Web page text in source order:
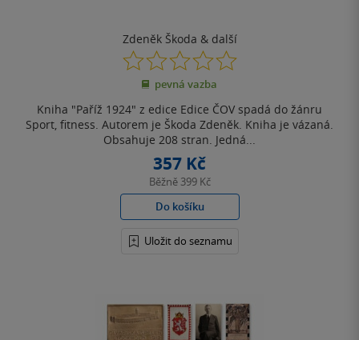
Zdeněk Škoda & další
0.0
z
5
pevná vazba
Kniha "Paříž 1924" z edice Edice ČOV spadá do žánru
Sport, fitness. Autorem je Škoda Zdeněk. Kniha je vázaná.
Obsahuje 208 stran. Jedná...
357 Kč
Běžně 399 Kč
Do košíku
Uložit do seznamu